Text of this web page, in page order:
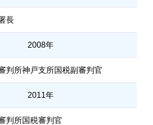
長
2008年
判所神戸支所国税副審判官
2011年
判所国税審判官